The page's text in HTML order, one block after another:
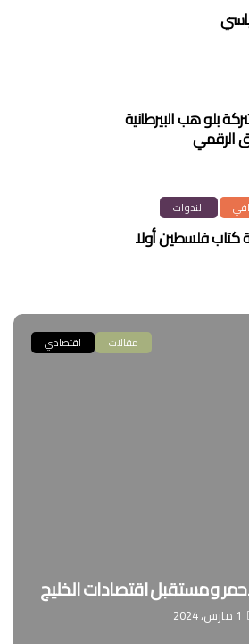
بلو هب البيرطانية
الرقمي
الندوات
كتاب فلسطين أولا
اقتصادي مقالات
ومستقبل اقتصادات الخليج
1 مارس، 2024